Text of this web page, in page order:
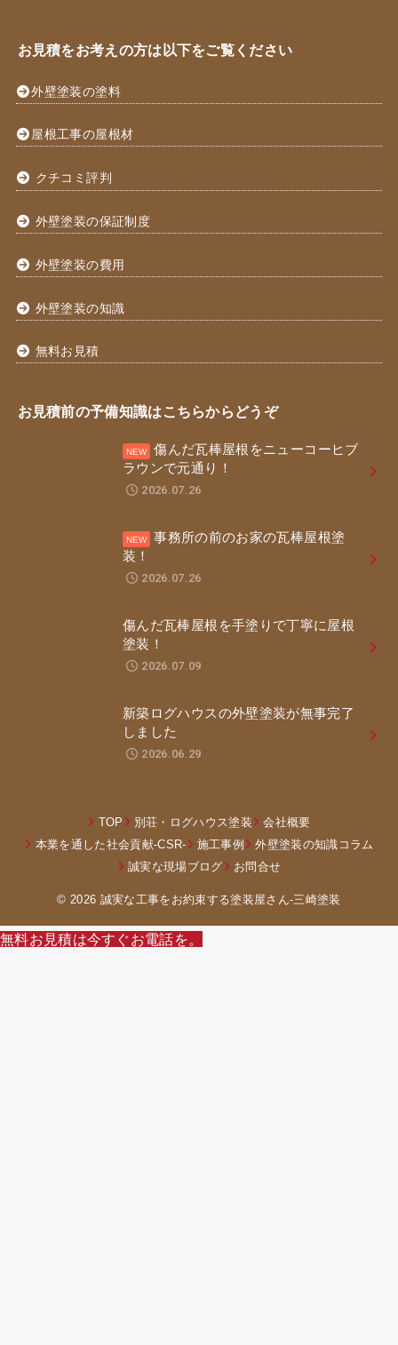
お見積をお考えの方は以下をご覧ください
外壁塗装の塗料
屋根工事の屋根材
クチコミ評判
外壁塗装の保証制度
外壁塗装の費用
外壁塗装の知識
無料お見積
お見積前の予備知識はこちらからどうぞ
傷んだ瓦棒屋根をニューコーヒブ
ラウンで元通り！
2026.07.26
事務所の前のお家の瓦棒屋根塗
装！
2026.07.26
傷んだ瓦棒屋根を手塗りで丁寧に屋根
塗装！
2026.07.09
新築ログハウスの外壁塗装が無事完了
しました
2026.06.29
TOP 別荘・ログハウス塗装
会社概要
本業を通した社会貢献-CSR-
施工事例
外壁塗装の知識コラム
誠実な現場ブログ
お問合せ
© 2026 誠実な工事をお約束する塗装屋さん‐三崎塗装
無料お見積は今すぐお電話を。